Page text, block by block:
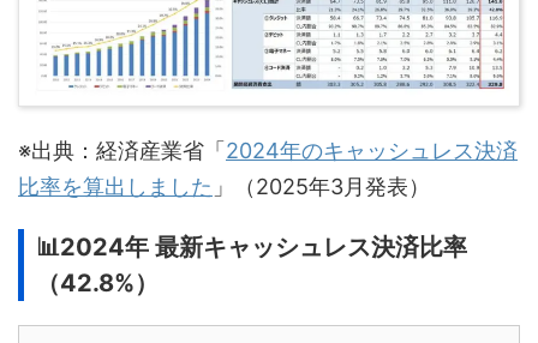
※出典：経済産業省「 2024年のキャッシュレス決済
比率を算出しました 」（2025年3月発表）
📊2024年 最新キャッシュレス決済比率
（42.8%）